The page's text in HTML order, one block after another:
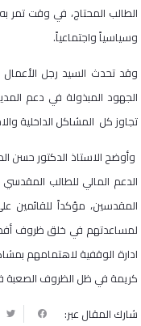
الطالب المحتاج، في وقت تمر
وسياسياً واجتماعياً.
وقد تحدث السيد رجل
الجهود المبذولة في دعم
تجاوز كل المشاكل الداخلية
وأوضح الاستاذ الدكتور حسن
الدعم المالي للطالب
المقدسين، مؤكداً للقائمين
لمساعدتهم في خلق ظروف
ادارة الوقفية لاهتمامهم
كريمة في ظل الظروف
شارك المقال عبر: